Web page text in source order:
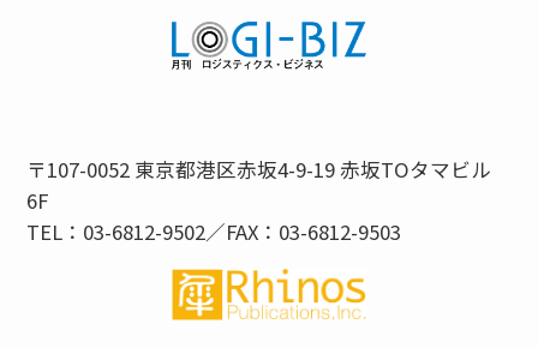
〒107-0052 東京都港区赤坂4-9-19 赤坂TOタマビル
6F
TEL：03-6812-9502／FAX：03-6812-9503